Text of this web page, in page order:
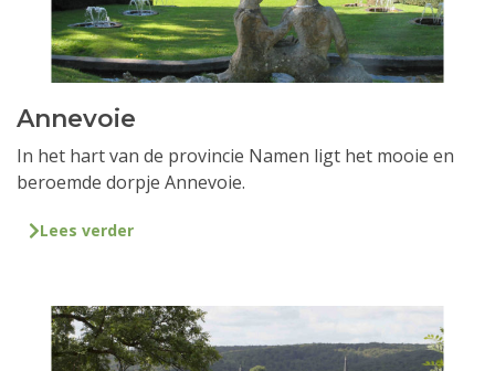
Annevoie
In het hart van de provincie Namen ligt het mooie en
beroemde dorpje Annevoie.
Lees verder